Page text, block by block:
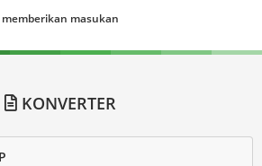
memberikan masukan
KONVERTER